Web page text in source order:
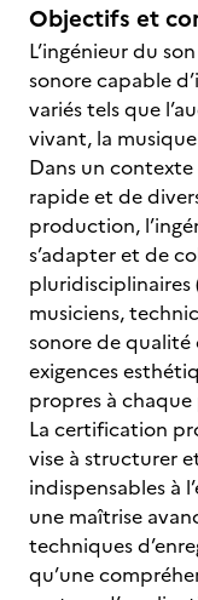
Objectifs et
L’ingénieur du
sonore capable
variés tels que
vivant, la
Dans un
rapide et de
production,
s’adapter et de
pluridisciplinaires
musiciens,
sonore de
exigences
propres à
La certification
vise à structurer
indispensables à
une maîtrise
techniques
qu’une